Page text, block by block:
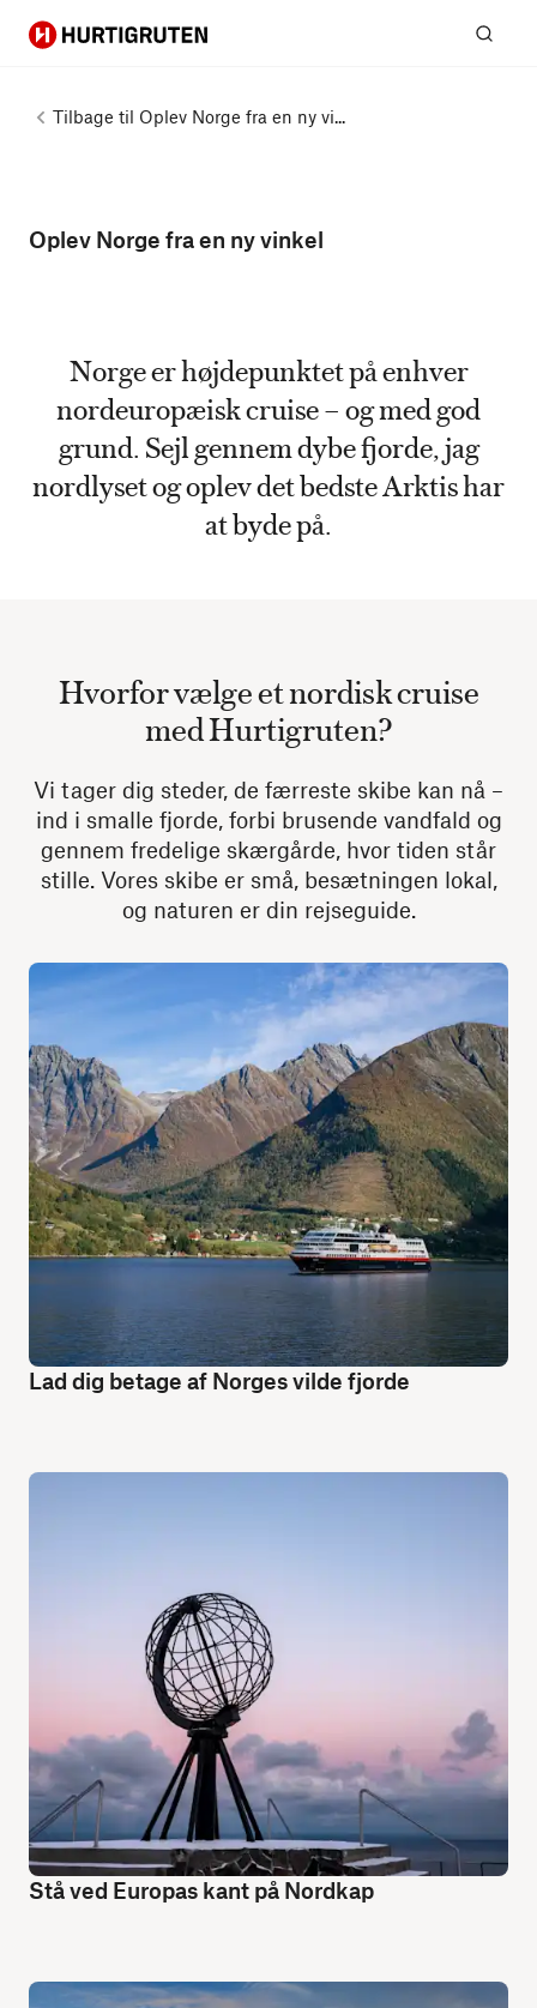
Hurtigruten
Tilbage til Oplev Norge fra en ny vi...
Oplev Norge fra en ny vinkel
Norge er højdepunktet på enhver
nordeuropæisk cruise – og med god
grund. Sejl gennem dybe fjorde, jag
nordlyset og oplev det bedste Arktis har
at byde på.
Hvorfor vælge et nordisk cruise
med Hurtigruten?
Vi tager dig steder, de færreste skibe kan nå –
ind i smalle fjorde, forbi brusende vandfald og
gennem fredelige skærgårde, hvor tiden står
stille. Vores skibe er små, besætningen lokal,
og naturen er din rejseguide.
Lad dig betage af Norges vilde fjorde
Stå ved Europas kant på Nordkap